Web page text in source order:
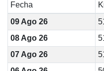
Fecha
09 Ago 26
08 Ago 26
07 Ago 26